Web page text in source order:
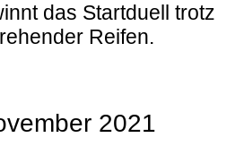
das Startduell trotz
Reifen.
2021